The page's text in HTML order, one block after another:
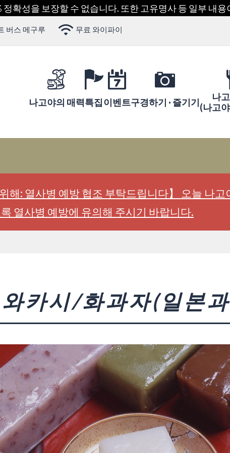
확성을 보장할 수 없습니다. 또한 고유명사 등 일부 내
버스 메구루 무료 와이파이
나고야의 매력특집이벤트구경하기 · 즐기기
나
(나고
해: 열사병 예방 협조 부탁드립니다】 오늘 나
열사병 예방에 유의해 주시기 바랍니다.
와카시/화과자(일본